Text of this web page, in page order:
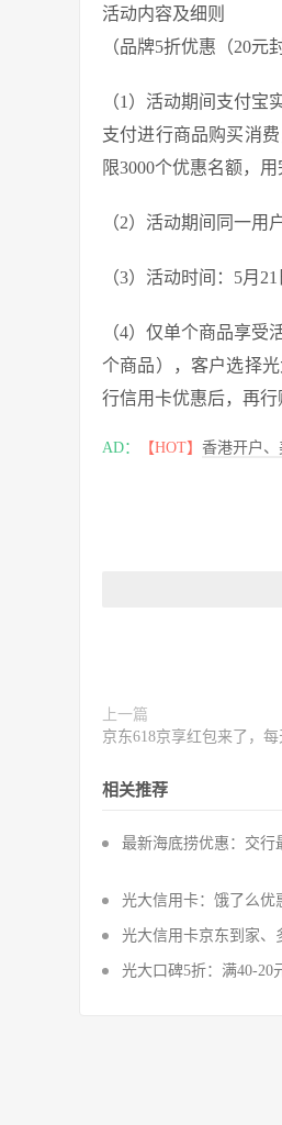
活动内容及细则
（品牌5折优惠（20元
（1）活动期间支付
支付进行商品购买消
限3000个优惠名额，用
（2）活动期间同一用
（3）活动时间：5月
（4）仅单个商品享
个商品），客户选择
行信用卡优惠后，再行
AD： 【HOT】 香港开户
上一篇
京东618京享红包来了，每
相关推荐
最新海底捞优惠：交行
光大信用卡：饿了么优
光大信用卡京东到家、
光大口碑5折：满40-20